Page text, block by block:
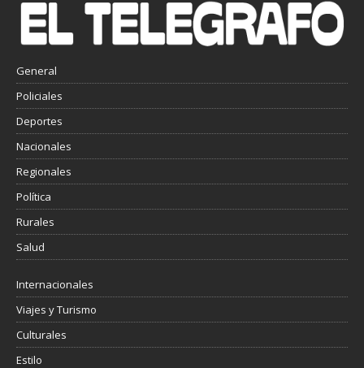
General
Policiales
Deportes
Nacionales
Regionales
Política
Rurales
Salud
Internacionales
Viajes y Turismo
Culturales
Estilo